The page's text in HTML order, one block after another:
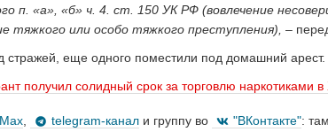
п. «а», «б» ч. 4. ст. 150 УК РФ (вовлечение
тяжкого или особо тяжкого преступления), –
стражей, еще одного поместили под домашний арест.
получил солидный срок за торговлю наркотиками
Max, telegram-канал и группу во "ВКонтакте":